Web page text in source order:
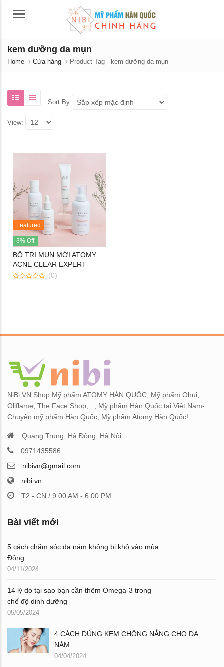
Menu
kem dưỡng da mụn
Home Cửa hàng Product Tag - kem dưỡng da mụn
Sort By:
View:
Featured
3% Off
BỘ TRỊ MỤN MỚI ATOMY
ACNE CLEAR EXPERT
SYSTEM
(0)
Nước hoa hồng dưỡng trắng
da Atomy Absolute Cellactive
Toner 150ML
Kem nền Atomy Absolute BB
Cream
Set Atomy Evening Care Hàn
Quốc - Bộ sản phẩm chăm sóc
NiBi.VN Shop Mỹ phẩm ATOMY HÀN QUỐC, Mỹ phẩm Ohui,
Oliflame, The Face Shop,..., Mỹ phẩm Hàn Quốc tại Việt Nam-
Chuyên mỹ phẩm Hàn Quốc, Mỹ phẩm Atomy Hàn Quốc!
Quang Trung, Hà Đông, Hà Nội
0971435586
nibivn@gmail.com
nibi.vn
T2 - CN / 9:00 AM - 6:00 PM
Bài viết mới
5 cách chăm sóc da nám không bị khô vào mùa
Đông
04/11/2024
14 lý do tại sao bạn cần thêm Omega-3 trong
chế độ dinh dưỡng
05/05/2024
4 CÁCH DÙNG KEM CHỐNG NẮNG CHO DA
NÁM
04/04/2024